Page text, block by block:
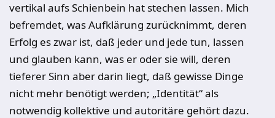
vertikal aufs Schienbein hat stechen lassen. Mich
befremdet, was Aufklärung zurücknimmt, deren
Erfolg es zwar ist, daß jeder und jede tun, lassen
und glauben kann, was er oder sie will, deren
tieferer Sinn aber darin liegt, daß gewisse Dinge
nicht mehr benötigt werden; „Identität“ als
notwendig kollektive und autoritäre gehört dazu.